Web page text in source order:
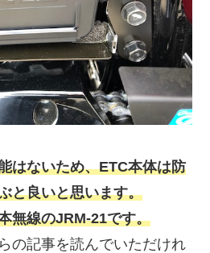
はないため、ETC本体は防
と良いと思います。
無線のJRM-21です。
の記事を読んでいただけれ